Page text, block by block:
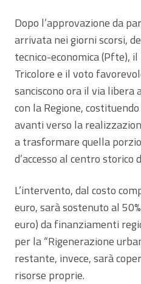
Dopo l’approvazione da
arrivata nei giorni scorsi,
tecnico-economica (Pfte),
Tricolore e il voto
sanciscono ora il via libera
con la Regione,
avanti verso la
a trasformare quella
d’accesso al centro storico
L’intervento, dal costo
euro, sarà sostenuto al
euro) da finanziamenti
per la “Rigenerazione
restante, invece, sarà
risorse proprie.